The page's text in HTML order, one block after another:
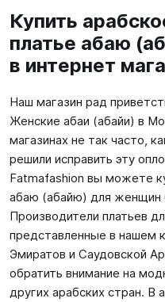
Купить
платье абаю
в интернет
Наш магазин рад
Женские абаи (абайи) в
магазинах не так часто,
решили исправить эту
Fatmafashion вы можете
абаю (абайю) для женщин
Производители платьев
представленные в нашем
Эмиратов и Саудовской
обратить внимание на
других арабских стран. В